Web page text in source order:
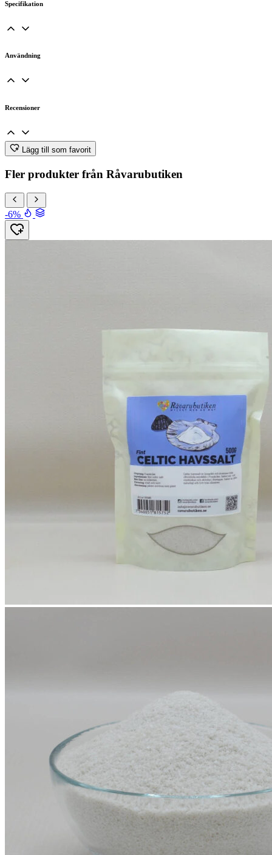
Specifikation
Användning
Recensioner
Lägg till som favorit
Fler produkter från Råvarubutiken
-6%